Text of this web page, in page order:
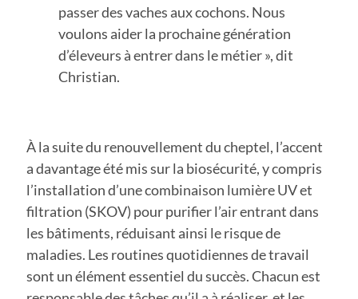
passer des vaches aux cochons. Nous
voulons aider la prochaine génération
d’éleveurs à entrer dans le métier », dit
Christian.
À la suite du renouvellement du cheptel, l’accent
a davantage été mis sur la biosécurité, y compris
l’installation d’une combinaison lumière UV et
filtration (SKOV) pour purifier l’air entrant dans
les bâtiments, réduisant ainsi le risque de
maladies. Les routines quotidiennes de travail
sont un élément essentiel du succès. Chacun est